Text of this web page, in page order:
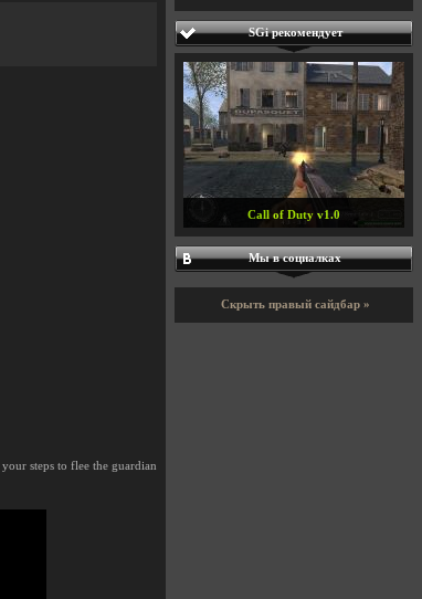
steps to flee the guardian
SGi рекомендует
Call of Duty v1.0
Мы в социалках
Скрыть правый сайдбар »